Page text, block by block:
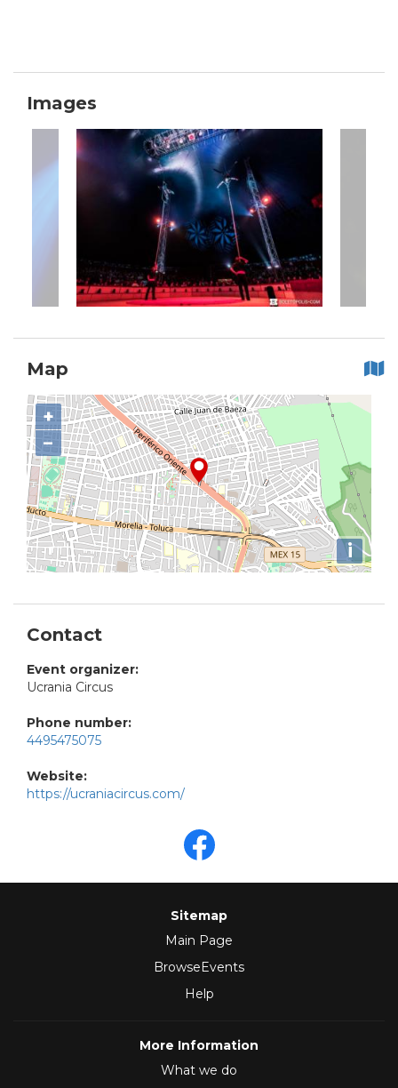
Images
Map
+
−
i
Contact
Event organizer:
Ucrania Circus
Phone number:
4495475075
Website:
https://ucraniacircus.com/
Sitemap
Main Page
BrowseEvents
Help
More Information
What we do